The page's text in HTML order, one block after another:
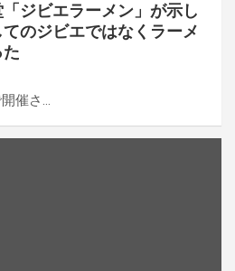
「ジビエラーメン」が示し
のジビエではなくラーメ
催さ…